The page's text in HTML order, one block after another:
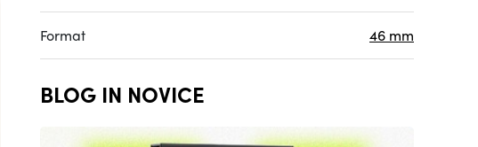
Format 46 mm
BLOG IN NOVICE